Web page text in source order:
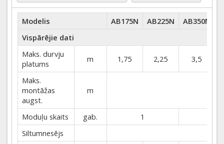
Modelis AB175N AB225N AB350N
Vispārējie dati
Maks. durvju
platums
m 1,75 2,25 3,5
Maks.
montāžas
augst.
m
Moduļu skaits gab.
1
Siltumnesējs